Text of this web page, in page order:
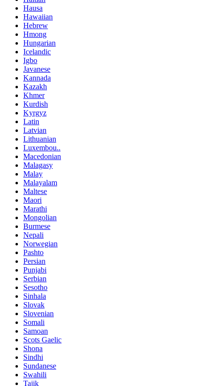
Hausa
Hawaiian
Hebrew
Hmong
Hungarian
Icelandic
Igbo
Javanese
Kannada
Kazakh
Khmer
Kurdish
Kyrgyz
Latin
Latvian
Lithuanian
Luxembou..
Macedonian
Malagasy
Malay
Malayalam
Maltese
Maori
Marathi
Mongolian
Burmese
Nepali
Norwegian
Pashto
Persian
Punjabi
Serbian
Sesotho
Sinhala
Slovak
Slovenian
Somali
Samoan
Scots Gaelic
Shona
Sindhi
Sundanese
Swahili
Tajik